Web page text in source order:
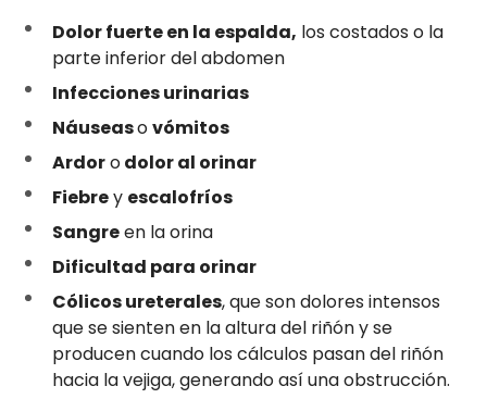
Dolor fuerte en la espalda, los costados o la
parte inferior del abdomen
Infecciones urinarias
Náuseasovómitos
Ardorodolor al orinar
Fiebrey escalofríos
Sangreen la orina
Dificultad para orinar
Cólicos ureterales, que son dolores intensos
que se sienten en la altura del riñón y se
producen cuando los cálculos pasan del riñón
hacia la vejiga, generando así una obstrucción.